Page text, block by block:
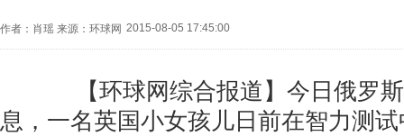
作者：肖瑶 来源：环球网 2015-08-05 17:45:00
【环球网综合报道】今日俄罗斯
息，一名英国小女孩儿日前在智力测